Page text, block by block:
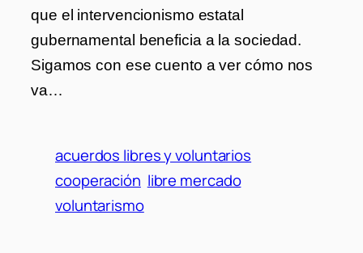
que el intervencionismo estatal
gubernamental beneficia a la sociedad.
Sigamos con ese cuento a ver cómo nos
va…
acuerdos libres y voluntarios
cooperación libre mercado
voluntarismo